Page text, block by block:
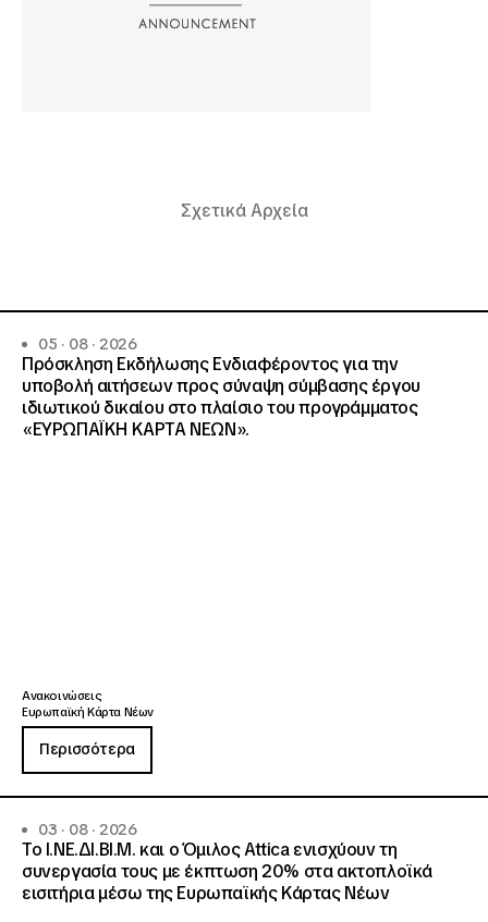
Σχετικά Αρχεία
05 · 08 · 2026
Πρόσκληση Εκδήλωσης Ενδιαφέροντος για την
υποβολή αιτήσεων προς σύναψη σύμβασης έργου
ιδιωτικού δικαίου στο πλαίσιο του προγράμματος
«ΕΥΡΩΠΑΪΚΗ ΚΑΡΤΑ ΝΕΩΝ».
Ανακοινώσεις
Ευρωπαϊκή Κάρτα Νέων
Περισσότερα
03 · 08 · 2026
Το Ι.ΝΕ.ΔΙ.ΒΙ.Μ. και o Όμιλος Attica ενισχύουν τη
συνεργασία τους με έκπτωση 20% στα ακτοπλοϊκά
εισιτήρια μέσω της Ευρωπαϊκής Κάρτας Νέων